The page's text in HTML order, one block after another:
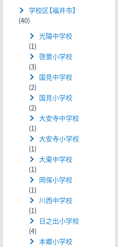
学校区【福井市】
(40)
光陽中学校
(1)
啓蒙小学校
(3)
国見中学校
(2)
国見小学校
(2)
大安寺中学校
(1)
大安寺小学校
(1)
大東中学校
(1)
岡保小学校
(1)
川西中学校
(1)
日之出小学校
(4)
本郷小学校